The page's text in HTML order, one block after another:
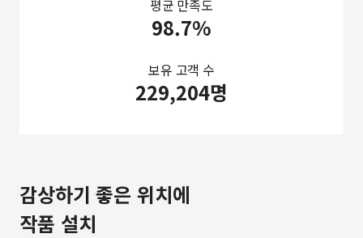
평균 만족도
98.7%
보유 고객 수
229,204명
감상하기 좋은 위치에
작품 설치